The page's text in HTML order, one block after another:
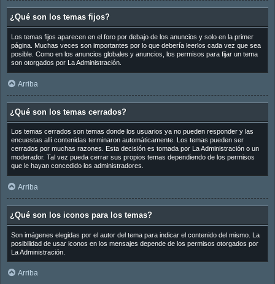
¿Qué son los temas fijos?
Los temas fijos aparecen en el foro por debajo de los anuncios y solo en la primer
página. Muchas veces son importantes por lo que debería leerlos cada vez que sea
posible. Como en los anuncios globales y anuncios, los permisos para fijar un tema
son otorgados por La Administración.
Arriba
¿Qué son los temas cerrados?
Los temas cerrados son temas donde los usuarios ya no pueden responder y las
encuestas allí contenidas terminaron automáticamente. Los temas pueden ser
cerrados por muchas razones. Esta decisión es tomada por La Administración o un
moderador. Tal vez pueda cerrar sus propios temas dependiendo de los permisos
que le hayan concedido los administradores.
Arriba
¿Qué son los iconos para los temas?
Son imágenes elegidas por el autor del tema para indicar el contenido del mismo. La
posibilidad de usar iconos en los mensajes depende de los permisos otorgados por
La Administración.
Arriba